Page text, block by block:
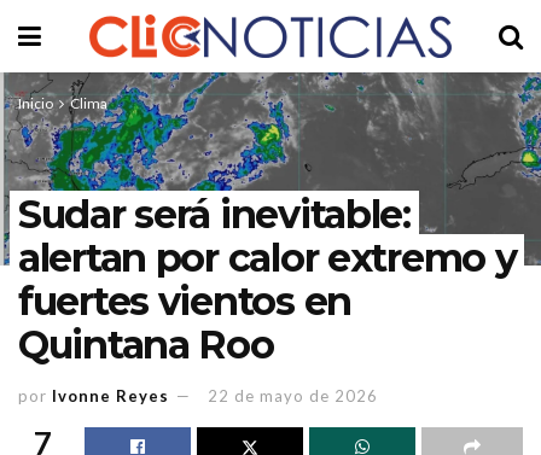
Inicio Clima
Sudar será inevitable:
alertan por calor extremo y
fuertes vientos en
Quintana Roo
por Ivonne Reyes 22 de mayo de 2026
7